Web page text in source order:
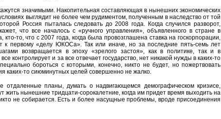
значимыми. Накопительная составляющая в нынешних экономических
выглядит не более чем рудиментом, полученным в наследство от той
Россия пыталась следовать до 2008 года. Когда случился разворот,
что все началось с «ручного управления», объявленного в стране в
кто-то, что с 2007 года, когда была провозглашена ставка на госкорпорации,
к первому «делу ЮКОСа». Так или иначе, но за последние пять-семь лет
возвращается в эпоху «зрелого застоя», как в политике, так и в
контролирует и за все отвечает государство, нет никакой нужды в каких-то
бороться с которыми, конечно, никто не будет, но пожертвовать
каких-то сиюминутных целей совершенно не жалко.
отдаленные планы, думать о надвигающемся демографическом кризисе,
жить нынешние тридцати-сорокалетние, когда им придет время выходить на
не собирается. Есть и более насущные проблемы, вроде присоединения